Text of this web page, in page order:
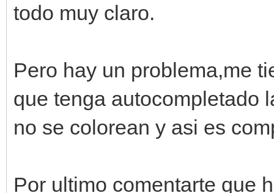
todo muy claro.
Pero hay un problema,me
que tenga autocompletado
no se colorean y asi es
Por ultimo comentarte que